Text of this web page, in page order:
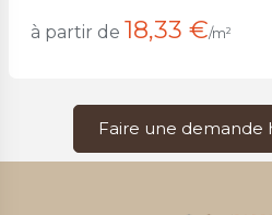
à partir de 18,33 €/m²
Faire une demande